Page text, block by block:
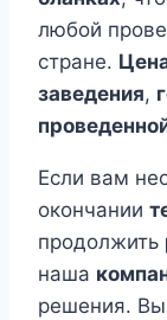
любой
стране.
заведения,
Если вам
окончании
продолжить
наша
решения.